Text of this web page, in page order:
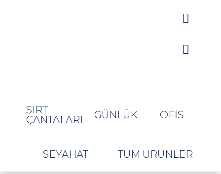


SIRT
ÇANTALARI
GÜNLÜK OFIS
SEYAHAT TÜM ÜRÜNLER